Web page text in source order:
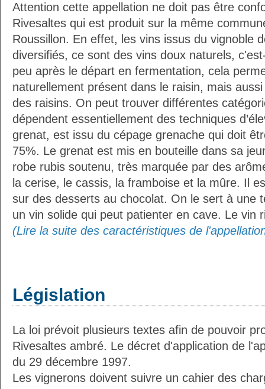
Attention cette appellation ne doit pas être
Rivesaltes qui est produit sur la même
Roussillon. En effet, les vins issus du vignoble
diversifiés, ce sont des vins doux naturels,
peu après le départ en fermentation, cela
naturellement présent dans le raisin, mais
des raisins. On peut trouver différentes
dépendent essentiellement des techniques
grenat, est issu du cépage grenache qui doit
75%. Le grenat est mis en bouteille dans sa
robe rubis soutenu, très marquée par des
la cerise, le cassis, la framboise et la mûre. Il
sur des desserts au chocolat. On le sert à une
un vin solide qui peut patienter en cave. Le vin
(Lire la suite des caractéristiques de
Législation
La loi prévoit plusieurs textes afin de pouvoir
Rivesaltes ambré. Le décret d'application de
du 29 décembre 1997.
Les vignerons doivent suivre un cahier des